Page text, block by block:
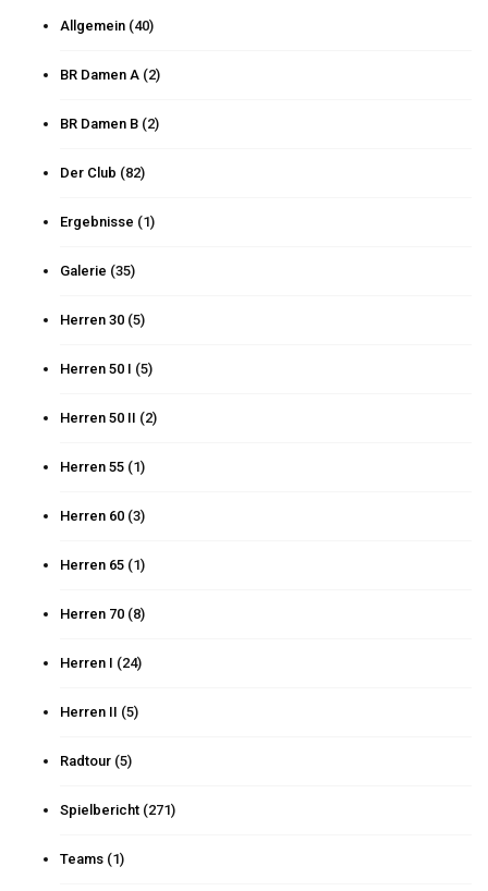
Allgemein (40)
BR Damen A (2)
BR Damen B (2)
Der Club (82)
Ergebnisse (1)
Galerie (35)
Herren 30 (5)
Herren 50 I (5)
Herren 50 II (2)
Herren 55 (1)
Herren 60 (3)
Herren 65 (1)
Herren 70 (8)
Herren I (24)
Herren II (5)
Radtour (5)
Spielbericht (271)
Teams (1)